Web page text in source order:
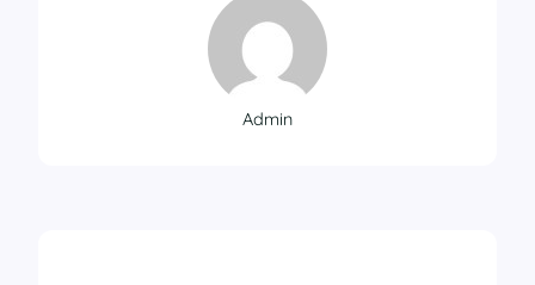
Admin